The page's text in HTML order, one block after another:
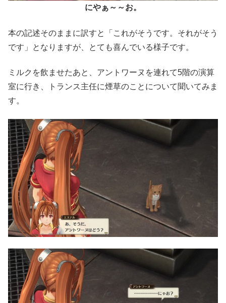
にやぁ～～お。
本の記述そのままに訳すと「これがそうです。それがそう
です」となりますが、とても喜んでいる様子です。
ミルクを飲ませたあと、アントワーヌを連れて5階の演算
室に行き、トランス主任に煙草のことについて聞いてみま
す。